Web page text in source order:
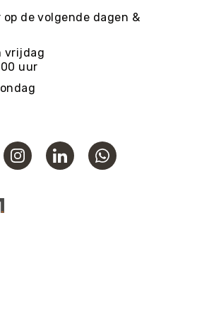
de volgende dagen &
vrijdag
uur